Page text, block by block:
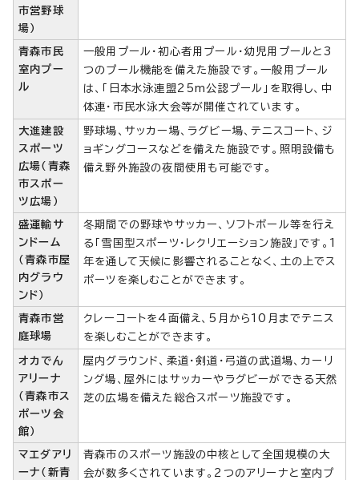
市営野球
場）
青森市民
室内プー
ル
一般用プール・初心者用プール・幼児用プールと3
つのプール機能を備えた施設です。一般用プール
は、「日本水泳連盟25m公認プール」を取得し、中
体連・市民水泳大会等が開催されています。
大進建設
スポーツ
広場（青森
市スポー
ツ広場）
野球場、サッカー場、ラグビー場、テニスコート、ジ
ョギングコースなどを備えた施設です。照明設備も
備え野外施設の夜間使用も可能です。
盛運輸サ
ンドーム
（青森市屋
内グラウ
ンド）
冬期間での野球やサッカー、ソフトボール等を行え
る「雪国型スポーツ・レクリエーション施設」です。1
年を通して天候に影響されることなく、土の上でス
ポーツを楽しむことができます。
青森市営
庭球場
クレーコートを4面備え、5月から10月までテニス
を楽しむことができます。
オカでん
アリーナ
（青森市ス
ポーツ会
館）
屋内グラウンド、柔道・剣道・弓道の武道場、カーリ
ング場、屋外にはサッカーやラグビーができる天然
芝の広場を備えた総合スポーツ施設です。
マエダアリ
ーナ（新青
青森市のスポーツ施設の中核として全国規模の大
会が数多くされています。2つのアリーナと室内プ